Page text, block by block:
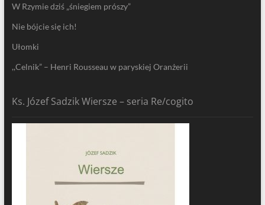
W Rzymie dziś „śniegiem prószy”
Nie bójcie się ich!
Ułomki
,,Celnik” – Henri Rousseau w paryskiej Oranżerii
Ks. Józef Sadzik Wiersze – seria Re/cogito